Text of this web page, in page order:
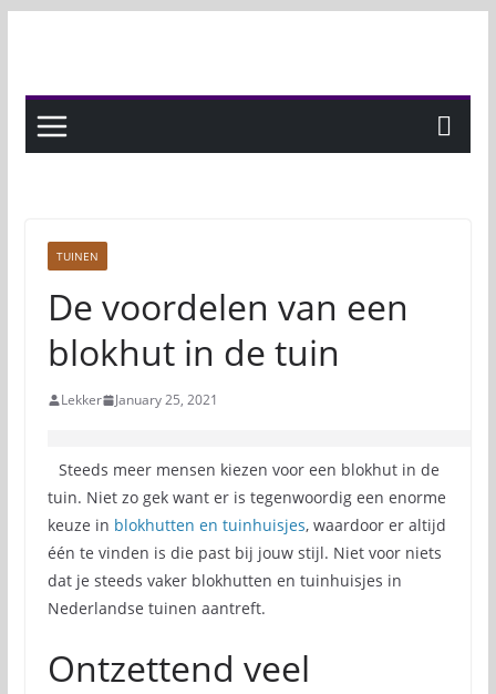
TUINEN
De voordelen van een
blokhut in de tuin
Lekker January 25, 2021
Steeds meer mensen kiezen voor een blokhut in de
tuin. Niet zo gek want er is tegenwoordig een enorme
keuze in blokhutten en tuinhuisjes, waardoor er altijd
één te vinden is die past bij jouw stijl. Niet voor niets
dat je steeds vaker blokhutten en tuinhuisjes in
Nederlandse tuinen aantreft.
Ontzettend veel